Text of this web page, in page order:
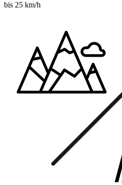
bis 25 km/h